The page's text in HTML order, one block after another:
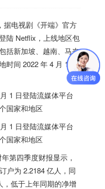
据电视剧《开端》官方
陆 Netflix，上线地区包
括新加坡 越南
马来
时间 2022 年 4 月 1 日
第四季度财报显示，
户为 2.2184 亿人 ，同
，低于上年同期的净增